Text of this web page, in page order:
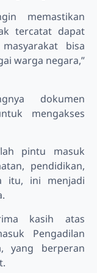
memastikan
tercatat dapat
bisa
warga negara,”
dokumen
mengakses
pintu masuk
pendidikan,
itu, ini menjadi
kasih atas
Pengadilan
yang berperan